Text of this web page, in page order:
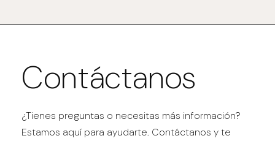
Contáctanos
¿Tienes preguntas o necesitas más información?
Estamos aquí para ayudarte. Contáctanos y te